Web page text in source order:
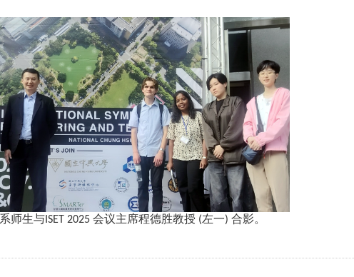
师生与ISET 2025 会议主席程德胜教授 (左一) 合影。